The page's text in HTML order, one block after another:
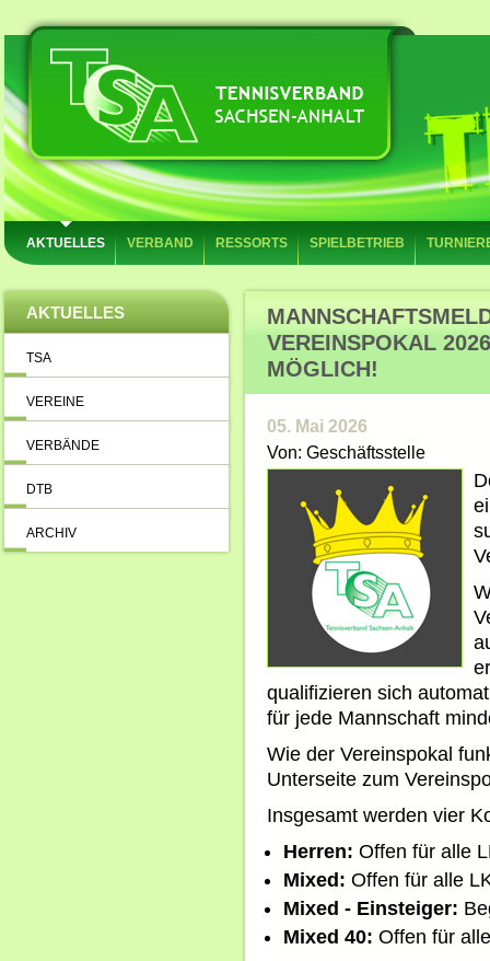
AKTUELLES VERBAND RESSORTS SPIELBETRIEB
AKTUELLES
TSA
VEREINE
VERBÄNDE
DTB
ARCHIV
VEREINSPOKAL
MÖGLICH!
05. Mai 2026
Von: Geschäftsstelle
qualifizieren sich
für jede Mannschaft
Wie der Vereinspokal
Unterseite zum
Insgesamt werden vier
Herren: Offen für alle
Mixed: Offen für alle
Mixed - Einsteiger:
Mixed 40: Offen für